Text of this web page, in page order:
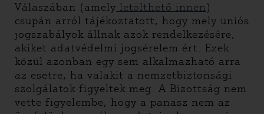
Válaszában (amely letölthető innen)
csupán arról tájékoztatott, hogy mely uniós
jogszabályok állnak azok rendelkezésére,
akiket adatvédelmi jogsérelem ért. Ezek
közül azonban egy sem alkalmazható arra
az esetre, ha valakit a nemzetbiztonsági
szolgálatok figyeltek meg. A Bizottság nem
vette figyelembe, hogy a panasz nem az